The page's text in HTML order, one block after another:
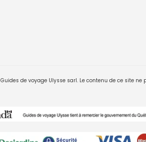
de voyage Ulysse sarl. Le contenu de ce site